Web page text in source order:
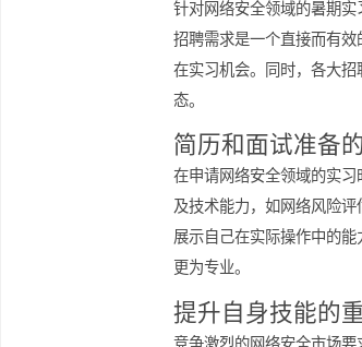
多学校的职业中心也
寻找实习机会
针对网络安全领域的
招聘需求是一个直接
在实习机会。同时，
态。
简历和面试准
在申请网络安全领域
及技术能力，如网络